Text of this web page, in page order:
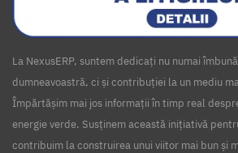
La NexusERP, suntem dedicați nu numai
dumneavoastră, ci și contribuției la un mediu
Împărtășim mai jos informații în timp real
energie verde. Susținem această inițiativă
contribuim la construirea unui viitor mai bun și